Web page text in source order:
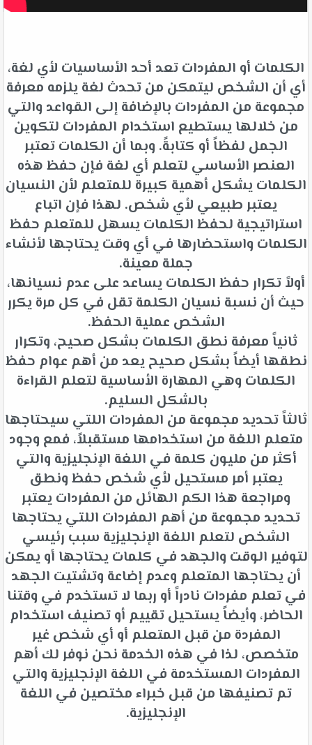
الكلمات أو المفردات تعد أحد الأساسيات لأي لغة،
أي أن الشخص ليتمكن من تحدث لغة يلزمه معرفة
مجموعة من المفردات بالإضافة إلى القواعد والتي
من خلالها يستطيع استخدام المفردات لتكوين
الجمل لفظاً أو كتابةً. وبما أن الكلمات تعتبر
العنصر الأساسي لتعلم أي لغة فإن حفظ هذه
الكلمات يشكل أهمية كبيرة للمتعلم لأن النسيان
يعتبر طبيعي لأي شخص. لهذا فإن اتباع
استراتيجية لحفظ الكلمات يسهل للمتعلم حفظ
الكلمات واستحضارها في أي وقت يحتاجها لأنشاء
جملة معينة.
أولاً تكرار حفظ الكلمات يساعد على عدم نسيانها،
حيث أن نسبة نسيان الكلمة تقل في كل مرة يكرر
الشخص عملية الحفظ.
ثانياً معرفة نطق الكلمات بشكل صحيح، وتكرار
نطقها أيضاً بشكل صحيح يعد من أهم عوام حفظ
الكلمات وهي المهارة الأساسية لتعلم القراءة
بالشكل السليم.
ثالثاً تحديد مجموعة من المفردات اللتي سيحتاجها
متعلم اللغة من استخدامها مستقبلاً، فمع وجود
أكثر من مليون كلمة في اللغة الإنجليزية والتي
يعتبر أمر مستحيل لأي شخص حفظ ونطق
ومراجعة هذا الكم الهائل من المفردات يعتبر
تحديد مجموعة من أهم المفردات اللتي يحتاجها
الشخص لتعلم اللغة الإنجليزية سبب رئيسي
لتوفير الوقت والجهد في كلمات يحتاجها أو يمكن
أن يحتاجها المتعلم وعدم إضاعة وتشتيت الجهد
في تعلم مفردات نادراً أو ربما لا تستخدم في وقتنا
الحاضر، وأيضاً يستحيل تقييم أو تصنيف استخدام
المفردة من قبل المتعلم أو أي شخص غير
متخصص، لذا في هذه الخدمة نحن نوفر لك أهم
المفردات المستخدمة في اللغة الإنجليزية والتي
تم تصنيفها من قبل خبراء مختصين في اللغة
الإنجليزية.